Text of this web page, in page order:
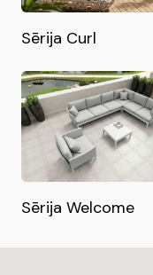
Sērija Curl
Sērija Welcome